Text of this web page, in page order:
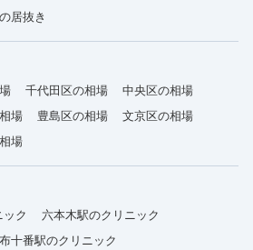
居抜き
千代田区の相場
中央区の相場
場 豊島区の相場
文京区の相場
場
ク
六本木駅のクリニック
十番駅のクリニック